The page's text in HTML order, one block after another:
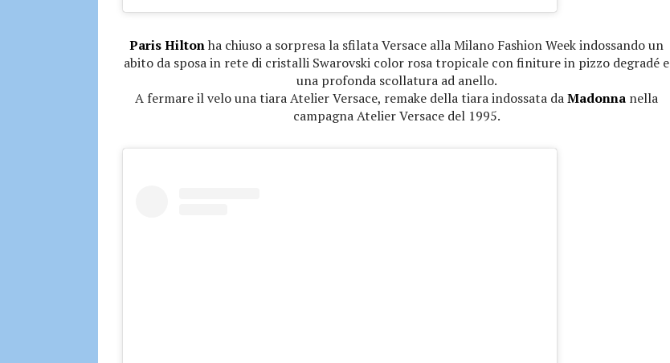
Paris Hiltonha chiuso a sorpresa la sfilata Versace alla Milano Fashion Week indossando un
abito da sposa in rete di cristalli Swarovski color rosa tropicale con finiture in pizzo degradé e
una profonda scollatura ad anello.
A fermare il velo una tiara Atelier Versace, remake della tiara indossata daMadonna nella
campagna Atelier Versace del 1995.